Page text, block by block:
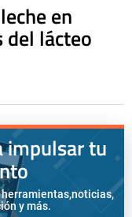
en
del lácteo
impulsar tu
herramientas,noticias,
y más.